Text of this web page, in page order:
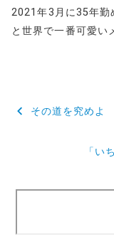
2021年3月に35年勤
と世界で一番可愛い
投
ー
その道を究めよ
「い